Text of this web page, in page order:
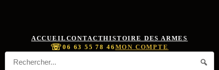
ACCUEIL CONTACTHISTOIRE DES ARMES
☏06 63 55 78 46 MON COMPTE